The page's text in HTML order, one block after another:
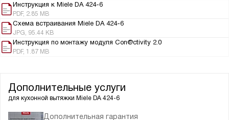
Инструкция к Miele DA 424-6
PDF, 2.85 MB
Схема встраивания Miele DA 424-6
JPG, 95.44 KB
Инструкция по монтажу модуля Con@ctivity 2.0
PDF, 1.87 MB
Дополнительные услуги
для кухонной вытяжки Miele DA 424-6
Дополнительная гарантия